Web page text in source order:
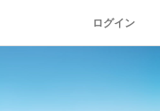
ログイン